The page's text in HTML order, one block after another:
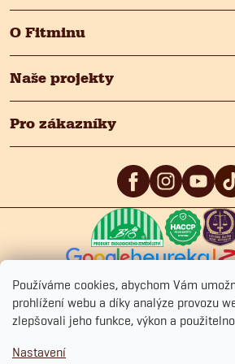
Používáme cookies, abychom Vám
prohlížení webu a díky analýze provozu
zlepšovali jeho funkce, výkon a
Nastavení
v
ý
p
i
s
O Fitminu
Naše projekty
Pro zákazníky
5 4.9 /5